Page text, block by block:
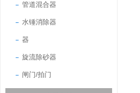
管道混合器
水锤消除器
器
旋流除砂器
闸门/拍门